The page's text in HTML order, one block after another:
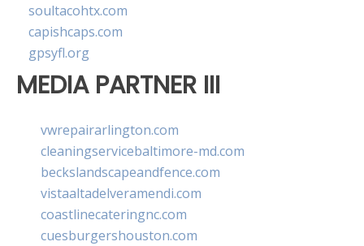
soultacohtx.com
capishcaps.com
gpsyfl.org
MEDIA PARTNER III
vwrepairarlington.com
cleaningservicebaltimore-md.com
beckslandscapeandfence.com
vistaaltadelveramendi.com
coastlinecateringnc.com
cuesburgershouston.com